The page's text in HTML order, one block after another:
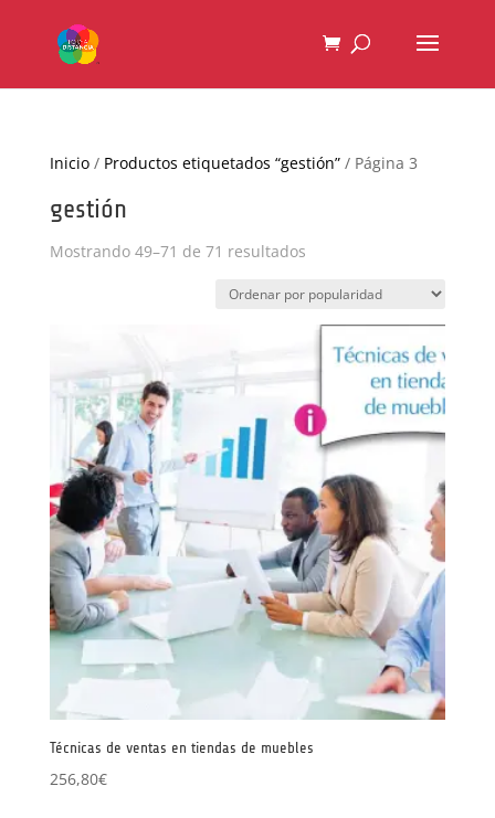
Inicio/ Productos etiquetados “gestión”/ Página 3
gestión
Mostrando 49–71 de 71 resultadosOrdenado
popularidad
Técnicas de ventas en tiendas de muebles
256,80€